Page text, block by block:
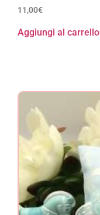
11,00€
Aggiungi al carrello